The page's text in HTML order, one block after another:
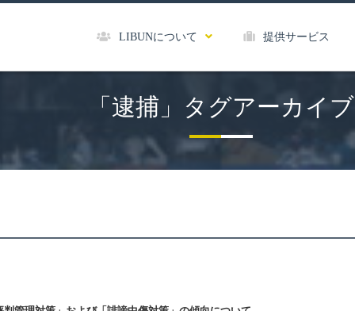
LIBUNについて 提供サービス
「逮捕」タグアーカイブ